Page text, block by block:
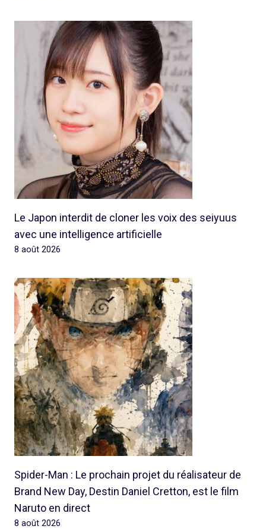
Le Japon interdit de cloner les voix des seiyuus
avec une intelligence artificielle
8 août 2026
Spider-Man : Le prochain projet du réalisateur de
Brand New Day, Destin Daniel Cretton, est le film
Naruto en direct
8 août 2026